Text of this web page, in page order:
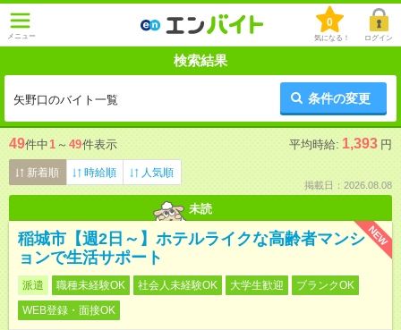
メニュー
0
気になる！ ログイン
検索結果
矢野口のバイト一覧 条件の変更
49件中1 ～ 49件表示 平均時給: 1,393 円
新着順 時給順 人気順
掲載日：2026.08.08
未読
NEW
稲城市【週2日～】ホテルライクな高齢者マンシ
ョンで生活サポート
派遣 職種未経験OK 社会人未経験OK 大学生歓迎
ブランクOK
WEB登録・面接OK